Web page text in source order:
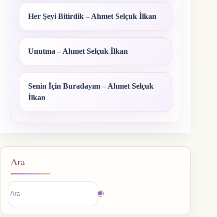
Her Şeyi Bitirdik – Ahmet Selçuk İlkan
Unutma – Ahmet Selçuk İlkan
Senin İçin Buradayım – Ahmet Selçuk
İlkan
Ara